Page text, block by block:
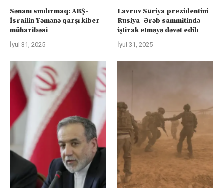
Sənanı sındırmaq: ABŞ-
İsrailin Yəmənə qarşı kiber
müharibəsi
İyul 31, 2025
Lavrov Suriya prezidentini
Rusiya–Ərəb sammitində
iştirak etməyə dəvət edib
İyul 31, 2025